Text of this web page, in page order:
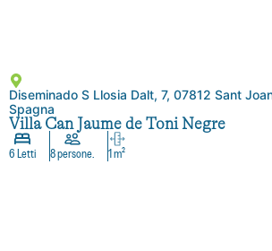
Diseminado S Llosia Dalt, 7, 07812 Sant
Spagna
Villa Can Jaume de Toni Negre
6 Letti 8 persone. 1 m²